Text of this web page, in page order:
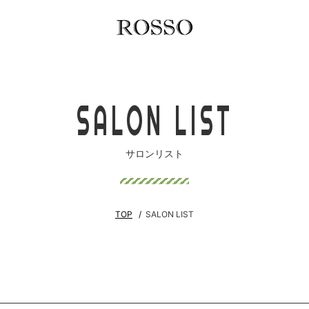
SALON LIST
サロンリスト
TOP SALON LIST